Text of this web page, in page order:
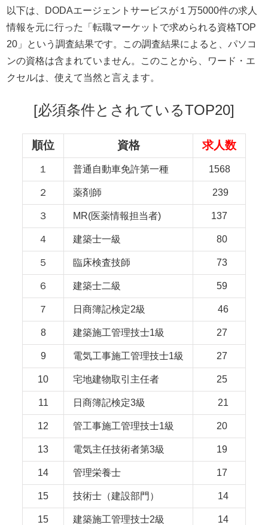
以下は、DODAエージェントサービスが１万5000件の求人
情報を元に行った「転職マーケットで求められる資格TOP
20」という調査結果です。この調査結果によると、パソコ
ンの資格は含まれていません。このことから、ワード・エ
クセルは、使えて当然と言えます。
[必須条件とされているTOP20]
順位 資格 求人数
１ 普通自動車免許第一種 1568
２ 薬剤師 239
３ MR(医薬情報担当者) 137
４ 建築士一級 80
５ 臨床検査技師 73
６ 建築士二級 59
７ 日商簿記検定2級 46
8 建築施工管理技士1級 27
9 電気工事施工管理技士1級 27
10 宅地建物取引主任者 25
11 日商簿記検定3級 21
12 管工事施工管理技士1級 20
13 電気主任技術者第3級 19
14 管理栄養士 17
15 技術士（建設部門） 14
15 建築施工管理技士2級 14